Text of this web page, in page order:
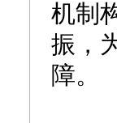
机制
振，
障。